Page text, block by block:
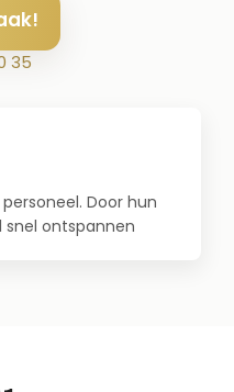
35
Door hun
snel ontspannen